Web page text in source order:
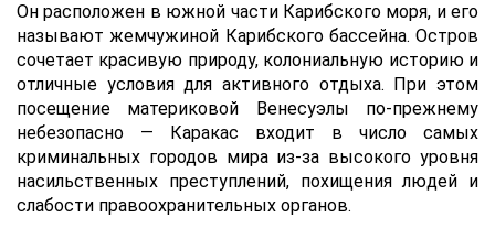
Он расположен в южной части Карибского моря, и его
называют жемчужиной Карибского бассейна. Остров
сочетает красивую природу, колониальную историю и
отличные условия для активного отдыха. При этом
посещение материковой Венесуэлы по-прежнему
небезопасно — Каракас входит в число самых
криминальных городов мира из-за высокого уровня
насильственных преступлений, похищения людей и
слабости правоохранительных органов.